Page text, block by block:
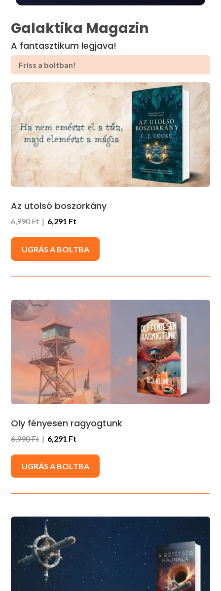
Galaktika Magazin
A fantasztikum legjava!
Friss a boltban!
Az utolsó boszorkány
6,990 Ft| 6,291 Ft
UGRÁS A BOLTBA
Oly fényesen ragyogtunk
6,990 Ft| 6,291 Ft
UGRÁS A BOLTBA